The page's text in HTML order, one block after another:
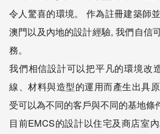
令人驚喜的環境。 作為註冊建築師
澳門以及內地的設計經驗, 我們自信
務。
我們相信設計可以把平凡的環境改
線、材料與造型的運用而產生出具
受可以為不同的客戶與不同的基地條
目前EMCS的設計以住宅及商店室